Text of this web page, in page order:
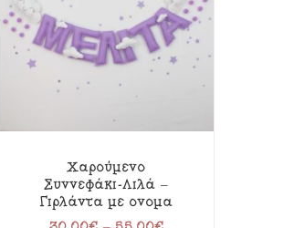
Χαρούμενο
Συννεφάκι-Λιλά –
Γιρλάντα με όνομα